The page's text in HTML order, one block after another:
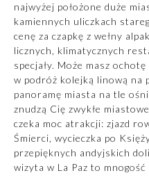
najwyżej położone duże
kamiennych uliczkach
cenę za czapkę z wełny
licznych, klimatycznych
specjały. Może masz
w podróż kolejką linową na
panoramę miasta na tle
znudzą Cię zwykłe
czeka moc atrakcji: zjazd
Śmierci, wycieczka po
przepięknych andyjskich
wizyta w La Paz to